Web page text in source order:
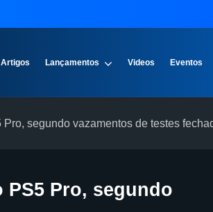
Artigos Lançamentos Videos Eventos
segundo vazamentos de testes
PS5 Pro, segundo